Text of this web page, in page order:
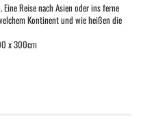
Reise nach Asien oder ins ferne
Kontinent und wie heißen die
x 300cm